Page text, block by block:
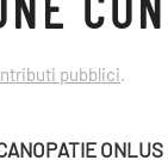
pubblici.
ONLUS